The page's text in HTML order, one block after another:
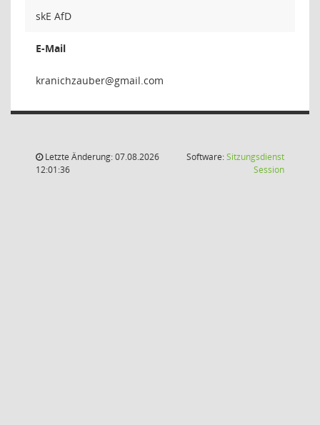
skE AfD
E-Mail
rebuaz
Letzte Änderung: 07.08.2026
12:01:36
Software:Sitzungsdienst
Session(Wird in